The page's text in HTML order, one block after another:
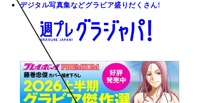
デジタル写真集などグラビア盛りだくさん!